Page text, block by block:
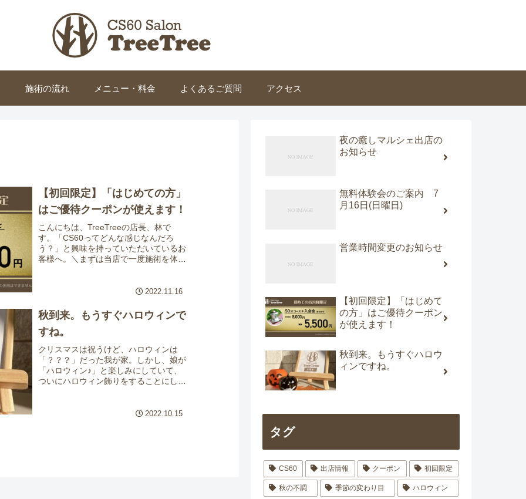
施術の流れ メニュー・料金 よくあるご質問 アクセス
【初回限定】「はじめての方」
はご優待クーポンが使えます！
こんにちは、TreeTreeの店長、林で
す。「CS60ってどんな感じなんだろ
う？」と興味を持っていただいているお
客様へ。＼まずは当店で一度施術を体験
2022.11.16
秋到来。もうすぐハロウィンで
すね。
クリスマスは祝うけど、ハロウィンは
「？？？」だった我が家。しかし、娘が
「ハロウィン♪」と楽しみにしていて、
ついにハロウィン飾りをすることにしま
から落葉へ。季節の変わり目...2022.10.15
夜の癒しマルシェ出店の
お知らせ
無料体験会のご案内 7
月16日(日曜日)
営業時間変更のお知らせ
【初回限定】「はじめて
の方」はご優待クーポン
が使えます！
秋到来。もうすぐハロウ
ィンですね。
タグ
CS60 出店情報 クーポン 初回限定
秋の不調 季節の変わり目 ハロウィン